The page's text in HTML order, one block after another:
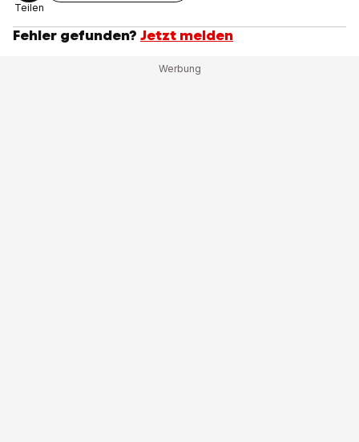
Teilen
Fehler gefunden? Jetzt melden